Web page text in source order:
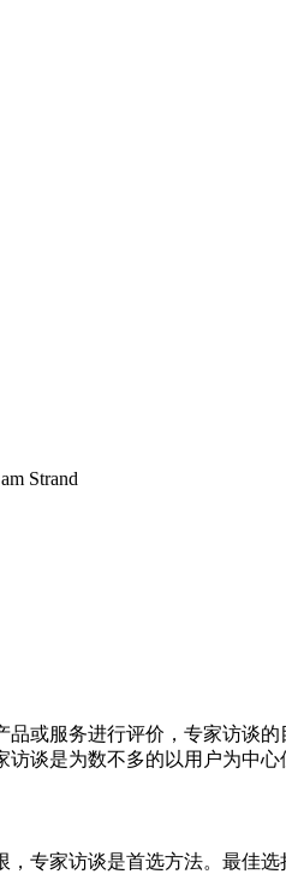
或服务进行评价，专家访谈
谈是为数不多的以用户为中心
专家访谈是首选方法。最佳